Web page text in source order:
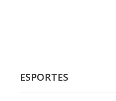
ESPORTES